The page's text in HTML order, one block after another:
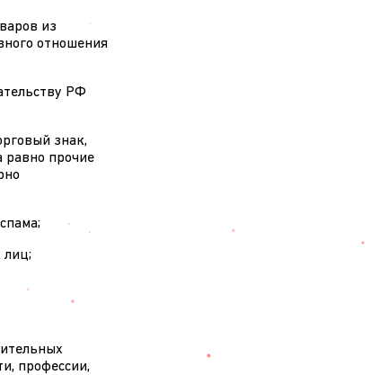
из
отношения
РФ
знак,
равно прочие
лиц;
профессии,